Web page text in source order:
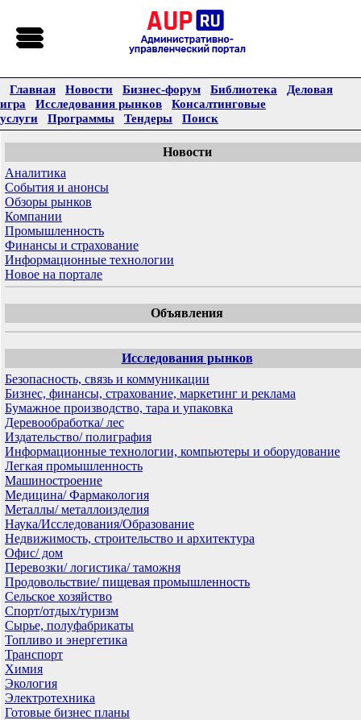
Главная Новости Бизнес-форум Библиотека
Деловая
игра
Исследования рынков
Консалтинговые
услуги
Программы Тендеры Поиск
Новости
Аналитика
События и анонсы
Обзоры рынков
Компании
Промышленность
Финансы и страхование
Информационные технологии
Новое на портале
Объявления
Исследования рынков
Безопасность, связь и коммуникации
Бизнес, финансы, страхование, маркетинг и реклама
Бумажное производство, тара и упаковка
Деревообработка/ лес
Издательство/ полиграфия
Информационные технологии, компьютеры и оборудование
Легкая промышленность
Машиностроение
Медицина/ Фармакология
Металлы/ металлоизделия
Наука/Исследования/Образование
Недвижимость, строительство и архитектура
Офис/ дом
Перевозки/ логистика/ таможня
Продовольствие/ пищевая промышленность
Сельское хозяйство
Спорт/отдых/туризм
Сырье, полуфабрикаты
Топливо и энергетика
Транспорт
Химия
Экология
Электротехника
Готовые бизнес планы